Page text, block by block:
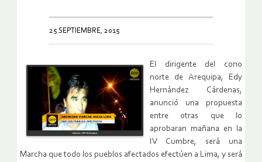
25 SEPTIEMBRE, 2015
El dirigente del cono
norte de Arequipa, Edy
Hernández Cárdenas,
anunció una propuesta
entre otras que lo
aprobaran mañana en la
IV Cumbre, será una
Marcha que todo los pueblos afectados efectúen a Lima, y será